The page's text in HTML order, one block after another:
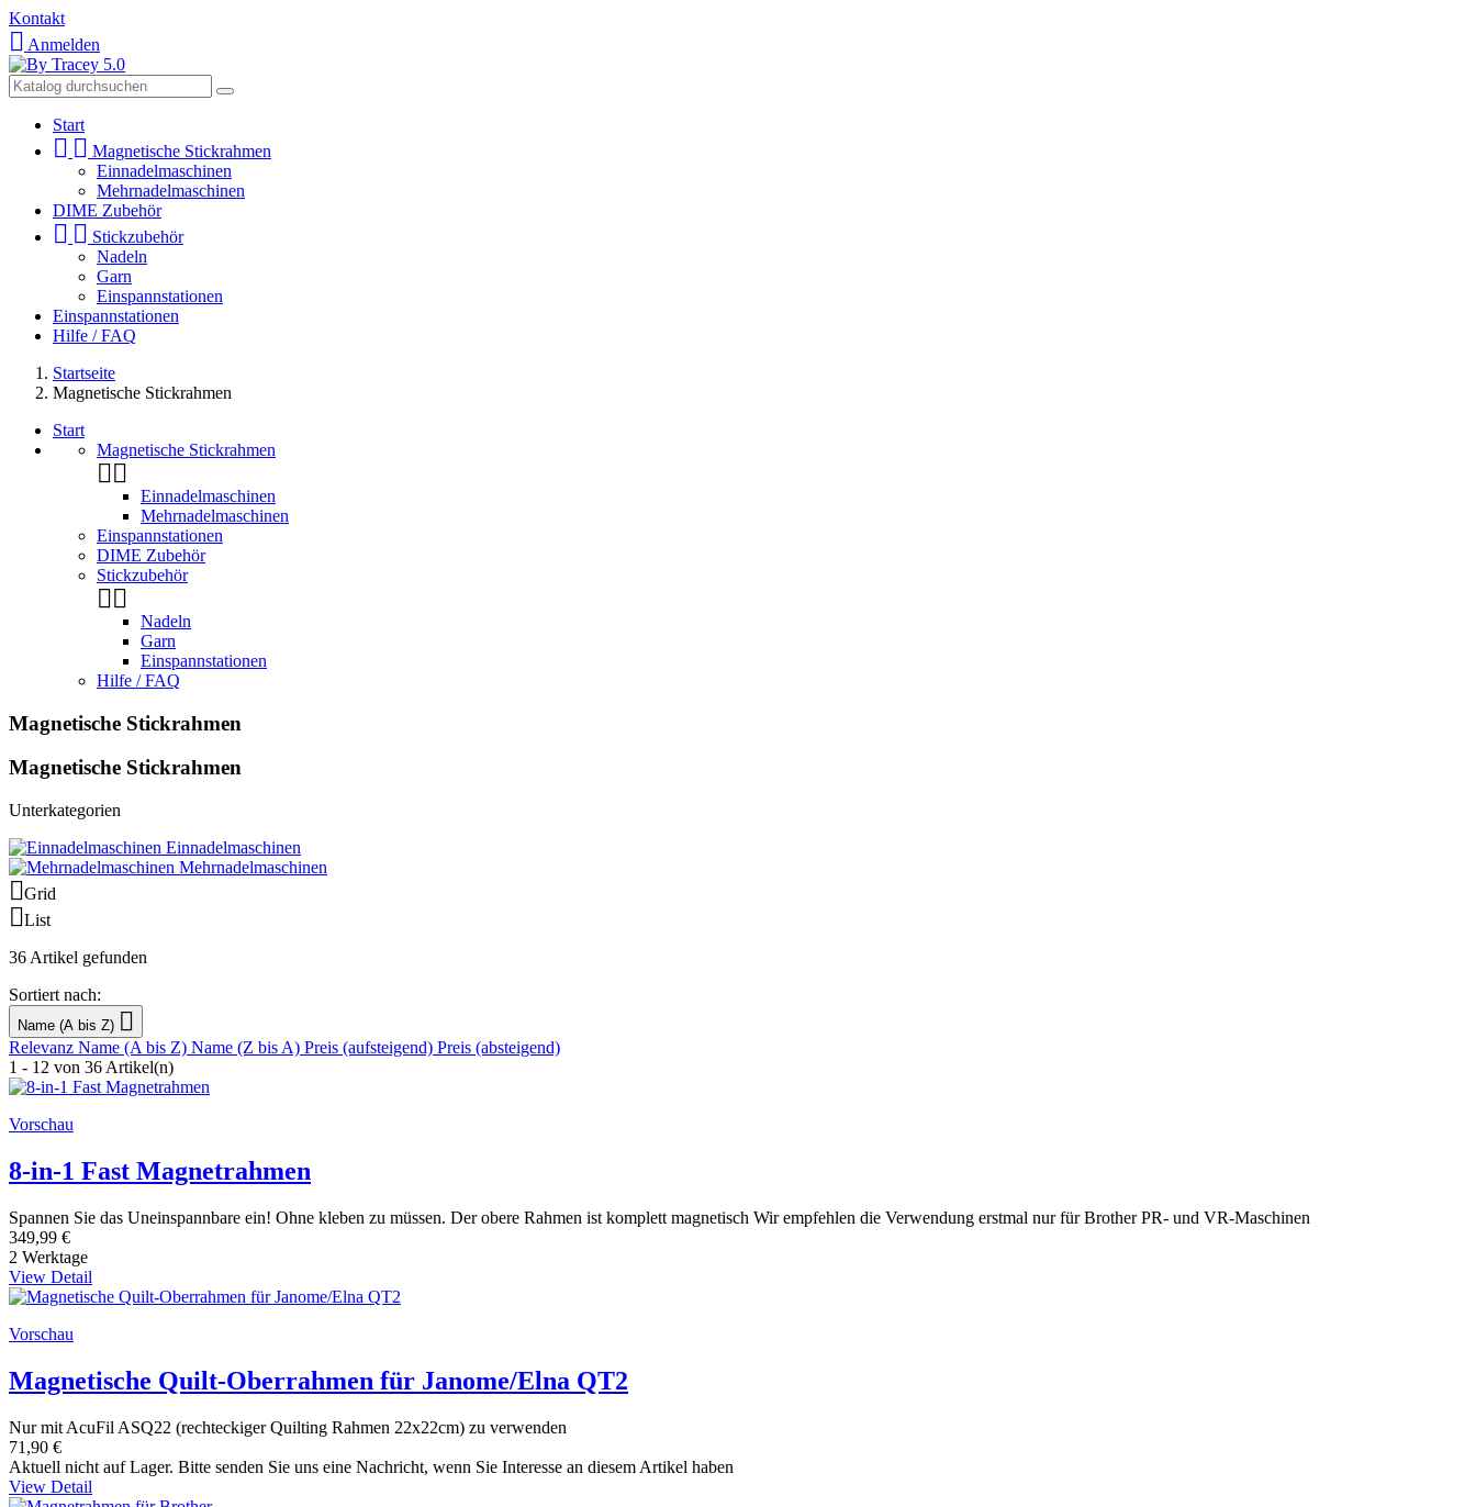
Kontakt
 Anmelden
Start
  Magnetische Stickrahmen
Einnadelmaschinen
Mehrnadelmaschinen
DIME Zubehör
  Stickzubehör
Nadeln
Garn
Einspannstationen
Einspannstationen
Hilfe / FAQ
Startseite
Magnetische Stickrahmen
Start
Magnetische Stickrahmen

Einnadelmaschinen
Mehrnadelmaschinen
Einspannstationen
DIME Zubehör
Stickzubehör

Nadeln
Garn
Einspannstationen
Hilfe / FAQ
Magnetische Stickrahmen
Magnetische Stickrahmen
Unterkategorien
Einnadelmaschinen
Mehrnadelmaschinen
Grid
List
36 Artikel gefunden
Sortiert nach:
Name (A bis Z) 
Relevanz Name (A bis Z) Name (Z bis A) Preis (aufsteigend) Preis (absteigend)
1 - 12 von 36 Artikel(n)
Vorschau
8-in-1 Fast Magnetrahmen
Spannen Sie das Uneinspannbare ein! Ohne kleben zu müssen. Der obere Rahmen ist komplett magnetisch Wir empfehlen die Verwendung erstmal nur für Brother PR- und VR-Maschinen
349,99 €
2 Werktage
View Detail
Vorschau
Magnetische Quilt-Oberrahmen für Janome/Elna QT2
Nur mit AcuFil ASQ22 (rechteckiger Quilting Rahmen 22x22cm) zu verwenden
71,90 €
Aktuell nicht auf Lager. Bitte senden Sie uns eine Nachricht, wenn Sie Interesse an diesem Artikel haben
View Detail